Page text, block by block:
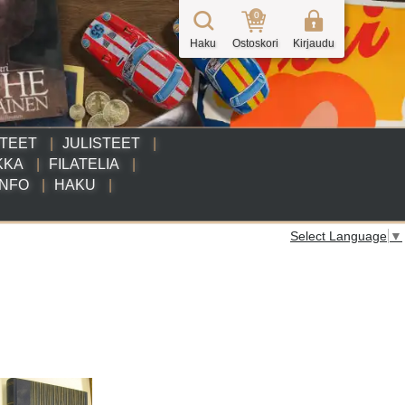
JULISTEET
FILATELIA
HAKU
Haku
0
Ostoskori Kirjaudu
Select Language ▼